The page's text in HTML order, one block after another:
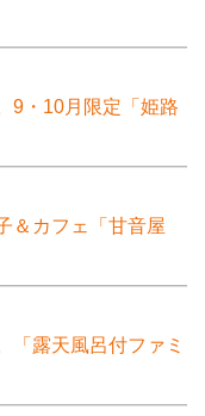
9・10月限定「姫路
＆カフェ「甘音屋
「露天風呂付ファミ